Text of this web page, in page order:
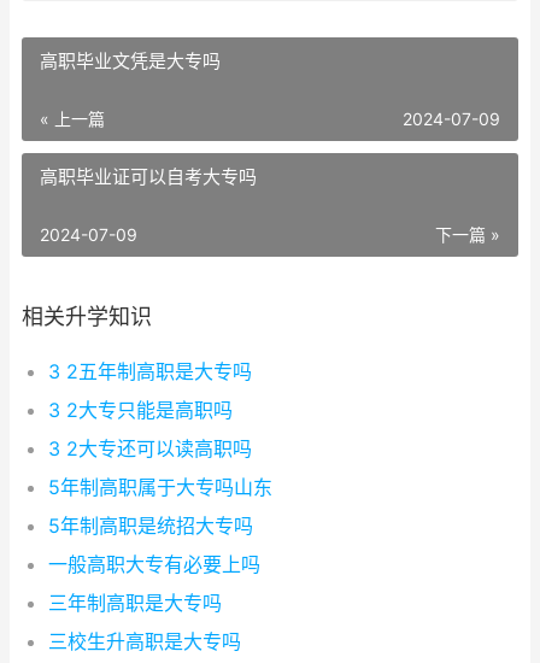
高职毕业文凭是大专吗
« 上一篇 2024-07-09
高职毕业证可以自考大专吗
下一篇 »
2024-07-09
相关升学知识
3 2五年制高职是大专吗
3 2大专只能是高职吗
3 2大专还可以读高职吗
5年制高职属于大专吗山东
5年制高职是统招大专吗
一般高职大专有必要上吗
三年制高职是大专吗
三校生升高职是大专吗